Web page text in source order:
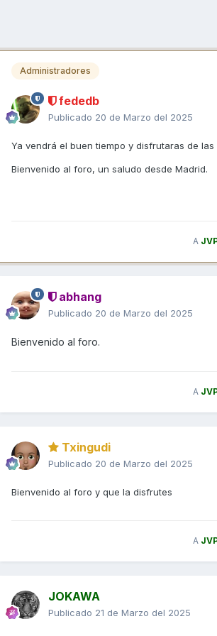
Administradores
fededb
Publicado 20 de Marzo del 2025
Ya vendrá el buen tiempo y disfrutaras de las
Bienvenido al foro, un saludo desde Madrid.
A
abhang
Publicado 20 de Marzo del 2025
Bienvenido al foro.
A
Txingudi
Publicado 20 de Marzo del 2025
Bienvenido al foro y que la disfrutes
A
JOKAWA
Publicado 21 de Marzo del 2025